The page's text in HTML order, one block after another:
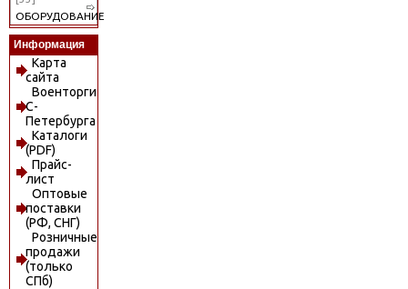
ОБОРУДОВАНИЕ
Информация
Карта
сайта
Военторги
С-
Петербурга
Каталоги
(PDF)
Прайс-
лист
Оптовые
поставки
(РФ, СНГ)
Розничные
продажи
(только
СПб)